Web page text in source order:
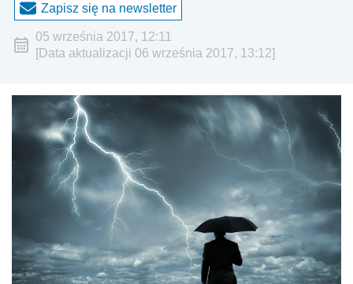
Zapisz się na newsletter
05 września 2017, 12:11
[Data aktualizacji 06 września 2017, 13:12]